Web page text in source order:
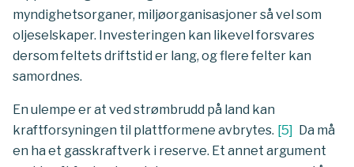
myndighetsorganer, miljøorganisasjoner så vel som
oljeselskaper. Investeringen kan likevel forsvares
dersom feltets driftstid er lang, og flere felter kan
samordnes.
En ulempe er at ved strømbrudd på land kan
kraftforsyningen til plattformene avbrytes. [5] Da må
en ha et gasskraftverk i reserve. Et annet argument